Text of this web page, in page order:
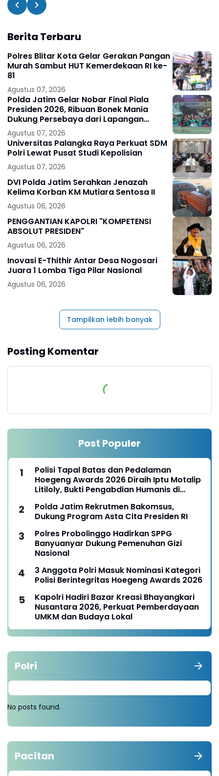
Berita Terbaru
Polres Blitar Kota Gelar Gerakan Pangan
Murah Sambut HUT Kemerdekaan RI ke-
81
Agustus 07, 2026
Polda Jatim Gelar Nobar Final Piala
Presiden 2026, Ribuan Bonek Mania
Dukung Persebaya dari Lapangan
Mapolda
Agustus 07, 2026
Universitas Palangka Raya Perkuat SDM
Polri Lewat Pusat Studi Kepolisian
Agustus 07, 2026
DVI Polda Jatim Serahkan Jenazah
Kelima Korban KM Mutiara Sentosa II
Agustus 06, 2026
PENGGANTIAN KAPOLRI "KOMPETENSI
ABSOLUT PRESIDEN"
Agustus 06, 2026
Inovasi E-Thithir Antar Desa Nogosari
Juara 1 Lomba Tiga Pilar Nasional
Agustus 06, 2026
Tampilkan lebih banyak
Posting Komentar
Post Populer
Polisi Tapal Batas dan Pedalaman
Hoegeng Awards 2026 Diraih Iptu Motalip
Litiloly, Bukti Pengabdian Humanis di
Polda Jatim Rekrutmen Bakomsus,
Dukung Program Asta Cita Presiden RI
Polres Probolinggo Hadirkan SPPG
Banyuanyar Dukung Pemenuhan Gizi
Nasional
3 Anggota Polri Masuk Nominasi Kategori
Polisi Berintegritas Hoegeng Awards 2026
Kapolri Hadiri Bazar Kreasi Bhayangkari
Nusantara 2026, Perkuat Pemberdayaan
UMKM dan Budaya Lokal
Polri
No posts found.
Pacitan